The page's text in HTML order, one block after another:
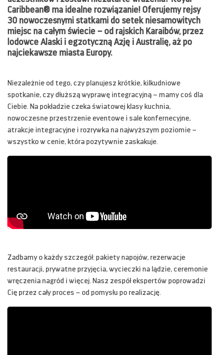
Caribbean®️ ma idealne rozwiązanie! Oferujemy rejsy
30 nowoczesnymi statkami do setek niesamowitych
miejsc na całym świecie – od rajskich Karaibów, przez
lodowce Alaski i egzotyczną Azję i Australię, aż po
najciekawsze miasta Europy.
Niezależnie od tego, czy planujesz krótkie, kilkudniowe
spotkanie, czy dłuższą wyprawę integracyjną – mamy coś dla
Ciebie. Na pokładzie czeka światowej klasy kuchnia,
nowoczesne przestrzenie eventowe i sale konfernecyjne,
atrakcje integracyjne i rozrywka na najwyższym poziomie –
wszystko w cenie, która pozytywnie zaskakuje.
Zadbamy o każdy szczegół: pakiety napojów, rezerwacje
restauracji, prywatne przyjęcia, wycieczki na lądzie, ceremonie
wręczenia nagród i więcej. Nasz zespół ekspertów poprowadzi
Cię przez cały proces – od pomysłu po realizację.